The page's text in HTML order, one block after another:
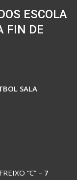
ESCOLA
FIN DE
SALA
“C” – 7